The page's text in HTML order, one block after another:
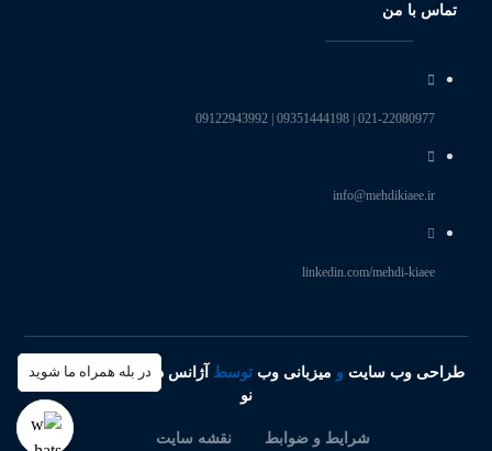
تماس با من
021-22080977 | 09351444198 | 09122943992
info@mehdikiaee.ir
linkedin.com/mehdi-kiaee
طراحی وب سایت و میزبانی وب توسط آژانس دیجیتال مارکتینگ نگاه
نو
شرایط و ضوابط نقشه سایت
در بله همراه ما شوید